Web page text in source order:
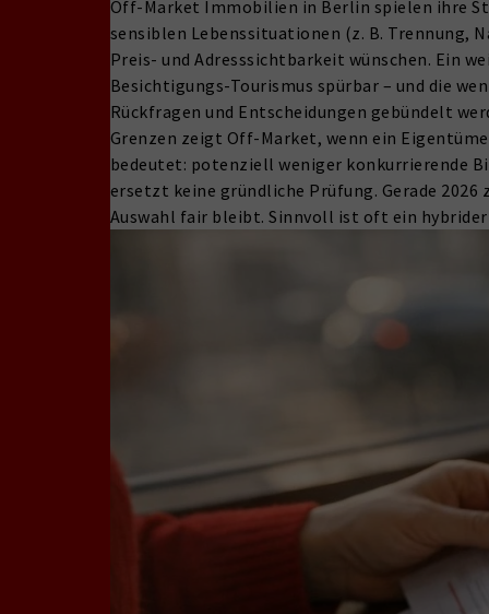
Off-Market Immobilien in Berlin spielen ihre
sensiblen Lebenssituationen (z. B. Trennung,
Preis- und Adresssichtbarkeit wünschen. Ein
Besichtigungs-Tourismus spürbar – und die
Rückfragen und Entscheidungen gebündelt
Grenzen zeigt Off-Market, wenn ein
bedeutet: potenziell weniger konkurrierende
ersetzt keine gründliche Prüfung. Gerade
Auswahl fair bleibt. Sinnvoll ist oft ein